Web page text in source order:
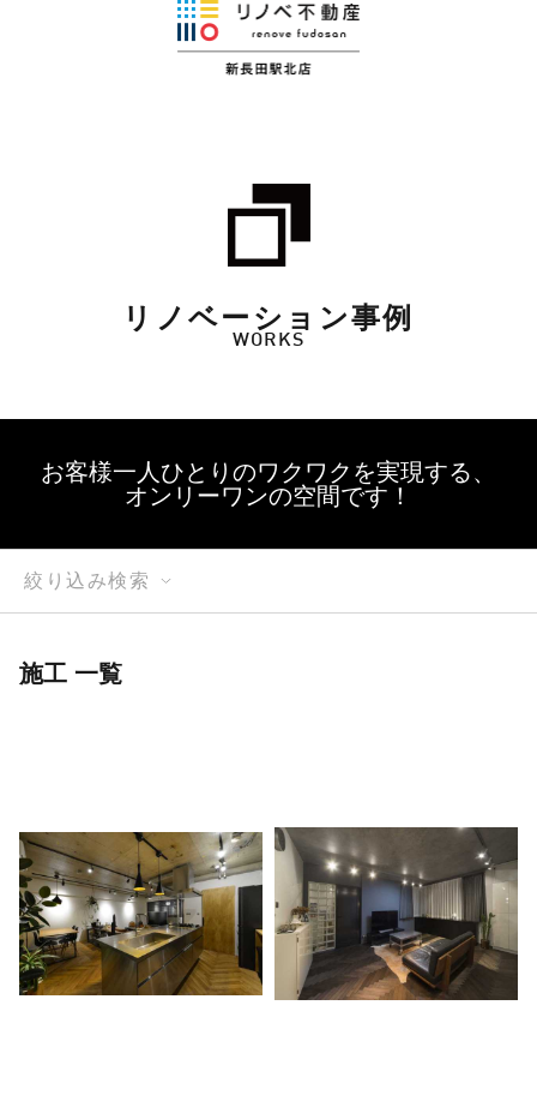
リノベーション事例
WORKS
お客様一人ひとりのワクワクを実現する、
オンリーワンの空間です！
絞り込み検索
施工 一覧